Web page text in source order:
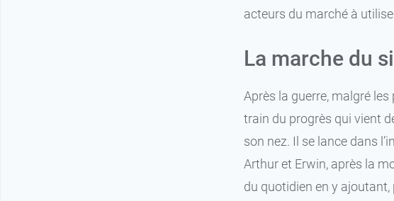
acteurs du marché à
La marche du
Après la guerre, malgré
train du progrès qui vient
son nez. Il se lance dans
Arthur et Erwin, après la
du quotidien en y ajoutant,